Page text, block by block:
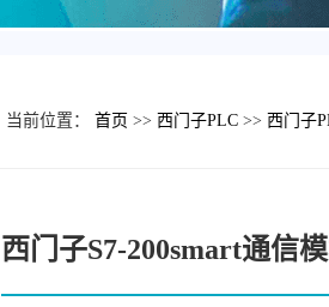
当前位置： 首页 >> 西门子PLC >> 西门子
西门子S7-200smart通信